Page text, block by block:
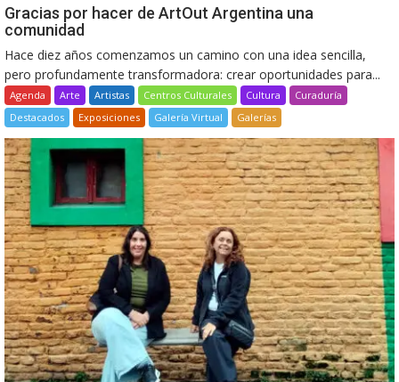
Gracias por hacer de ArtOut Argentina una
comunidad
Hace diez años comenzamos un camino con una idea sencilla,
pero profundamente transformadora: crear oportunidades para...
Agenda Arte Artistas Centros Culturales Cultura
Curaduría
Destacados
Exposiciones Galería Virtual Galerías